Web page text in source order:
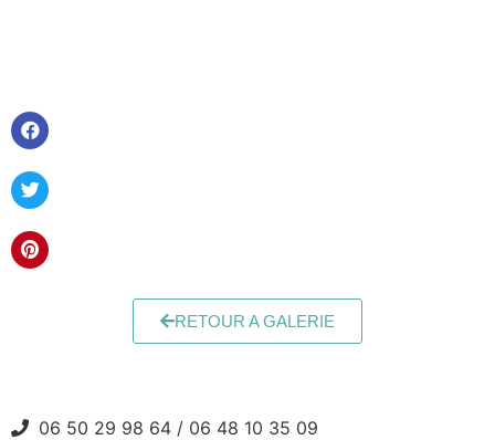
RETOUR A GALERIE
06 50 29 98 64 / 06 48 10 35 09